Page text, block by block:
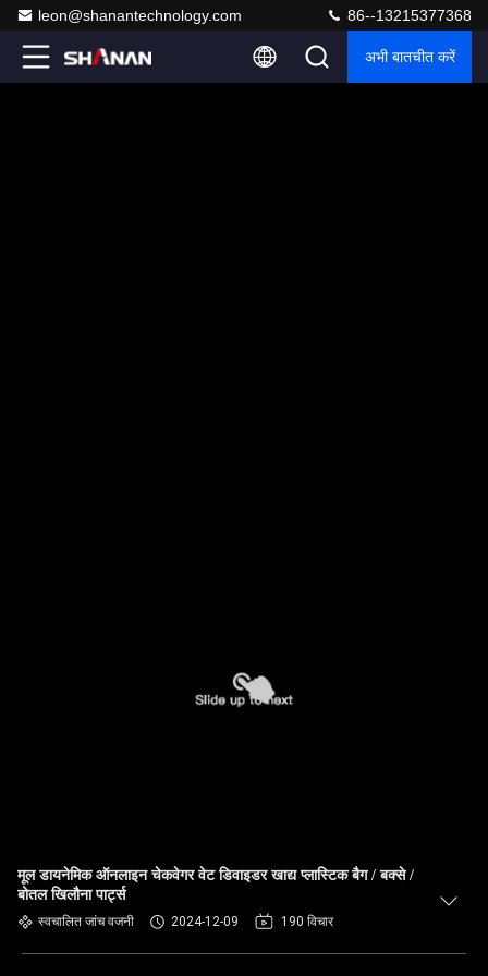
leon@shanantechnology.com 86--13215377368
अभी बातचीत करें
मूल डायनेमिक ऑनलाइन चेकवेगर वेट डिवाइडर खाद्य प्लास्टिक बैग / बक्से /
बोतल खिलौना पार्ट्स
स्वचालित जांच वजनी 2024-12-09 190 विचार